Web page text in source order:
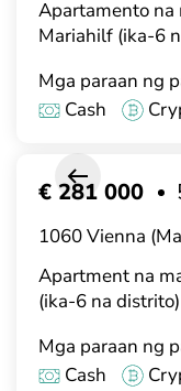
Apartamento na
Mariahilf (ika-6
Mga paraan ng
Cash
Apartment na
(ika-6 na
€ 281 000
1060 Vienna
Mga paraan ng
Cash